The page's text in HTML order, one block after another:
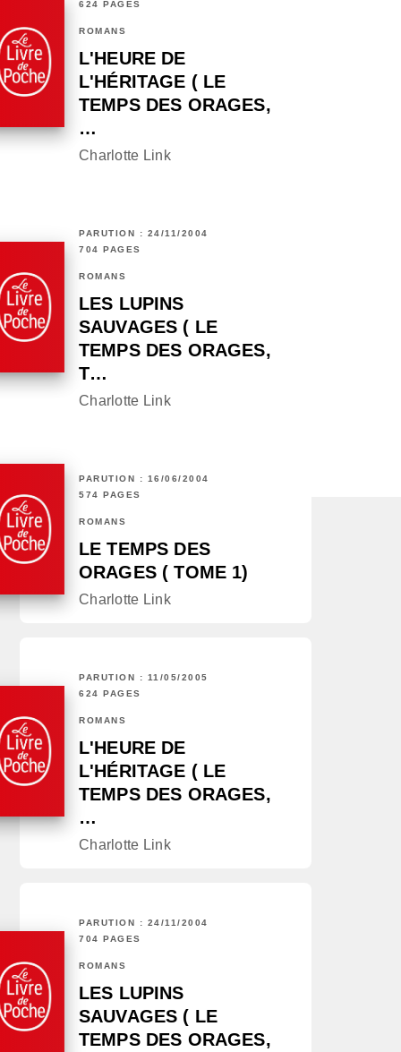
624 PAGES
ROMANS
L'HEURE DE
L'HÉRITAGE ( LE
TEMPS DES ORAGES,
…
Charlotte Link
PARUTION : 24/11/2004
704 PAGES
ROMANS
LES LUPINS
SAUVAGES ( LE
TEMPS DES ORAGES,
T…
Charlotte Link
PARUTION : 16/06/2004
574 PAGES
ROMANS
LE TEMPS DES
ORAGES ( TOME 1)
Charlotte Link
PARUTION : 11/05/2005
624 PAGES
ROMANS
L'HEURE DE
L'HÉRITAGE ( LE
TEMPS DES ORAGES,
…
Charlotte Link
PARUTION : 24/11/2004
704 PAGES
ROMANS
LES LUPINS
SAUVAGES ( LE
TEMPS DES ORAGES,